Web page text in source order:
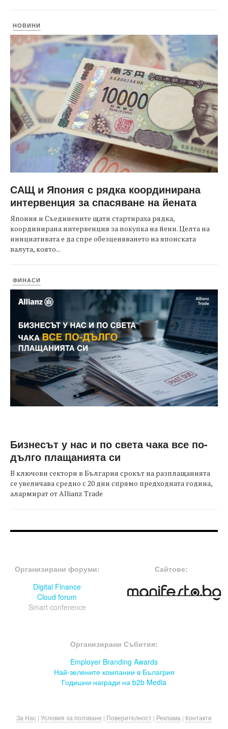
НОВИНИ
САЩ и Япония с рядка координирана
интервенция за спасяване на йената
Япония и Съединените щати стартираха рядка,
координирана интервенция за покупка на йени. Целта на
инициативата е да спре обезценяването на японската
валута, която...
ФИНАСИ
Бизнесът у нас и по света чака все по-
дълго плащанията си
В ключови сектори в България срокът на разплащанията
се увеличава средно с 20 дни спрямо предходната година,
алармират от Allianz Trade
Организирани форуми:
Digital Finance
Cloud forum
Smart conference
Сайтове:
Организирани Събития:
Employer Branding Awards
Най-зелените компании в Бълагрия
Годишни награди на b2b Media
За Нас | Условия за ползване | Поверителност | Реклама | Контакти